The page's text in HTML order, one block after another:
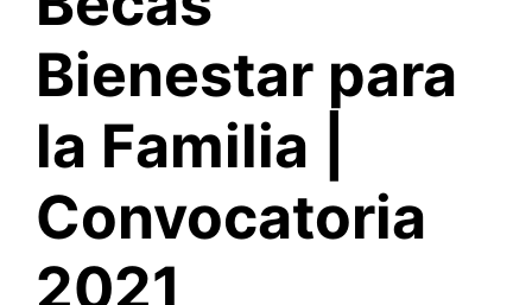
Bienestar para
la Familia |
Convocatoria
2021